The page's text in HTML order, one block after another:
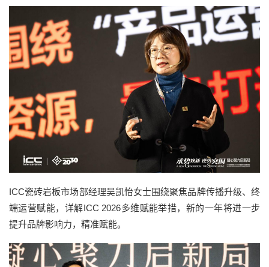
ICC瓷砖岩板市场部经理吴凯怡女士围绕聚焦品牌传播升级、终
端运营赋能，详解ICC 2026多维赋能举措，新的一年将进一步
提升品牌影响力，精准赋能。